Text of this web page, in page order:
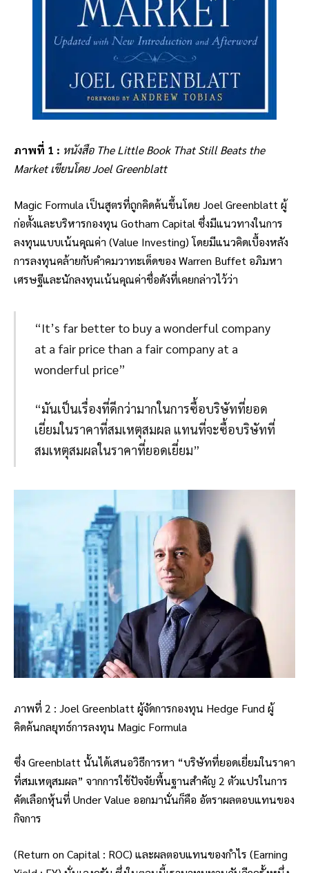
ภาพที่ 1 : หนังสือ The Little Book That Still Beats the
Market เขียนโดย Joel Greenblatt
Magic Formula เป็นสูตรที่ถูกคิดค้นขึ้นโดย Joel Greenblatt ผู้
ก่อตั้งและบริหารกองทุน Gotham Capital ซึ่งมีแนวทางในการ
ลงทุนแบบเน้นคุณค่า (Value Investing) โดยมีแนวคิดเบื้องหลัง
การลงทุนคล้ายกับคำคมวาทะเด็ดของ Warren Buffet อภิมหา
เศรษฐีและนักลงทุนเน้นคุณค่าชื่อดังที่เคยกล่าวไว้ว่า
“It’s far better to buy a wonderful company
at a fair price than a fair company at a
wonderful price”
“มันเป็นเรื่องที่ดีกว่ามากในการซื้อบริษัทที่ยอด
เยี่ยมในราคาที่สมเหตุสมผล แทนที่จะซื้อบริษัทที่
สมเหตุสมผลในราคาที่ยอดเยี่ยม”
ภาพที่ 2 : Joel Greenblatt ผู้จัดการกองทุน Hedge Fund ผู้
คิดค้นกลยุทธ์การลงทุน Magic Formula
ซึ่ง Greenblatt นั้นได้เสนอวิธีการหา “บริษัทที่ยอดเยี่ยมในราคา
ที่สมเหตุสมผล” จากการใช้ปัจจัยพื้นฐานสำคัญ 2 ตัวแปรในการ
คัดเลือกหุ้นที่ Under Value ออกมานั่นก็คือ อัตราผลตอบแทนของ
กิจการ
(Return on Capital : ROC) และผลตอบแทนของกำไร (Earning